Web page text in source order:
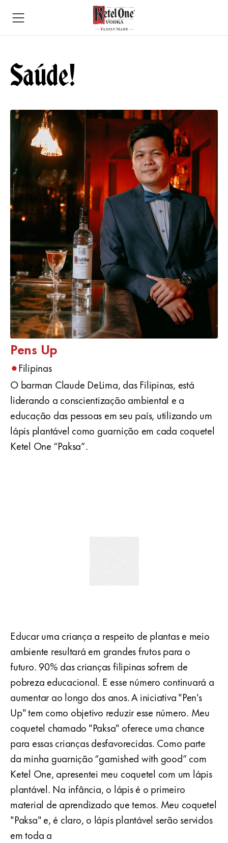
Saúde!
Pens Up
•Filipinas
O barman Claude DeLima, das Filipinas, está
liderando a conscientização ambiental e a
educação das pessoas em seu país, utilizando um
lápis plantável como guarnição em cada coquetel
Ketel One “Paksa”.
Educar uma criança a respeito de plantas e meio
ambiente resultará em grandes frutos para o
futuro. 90% das crianças filipinas sofrem de
pobreza educacional. E esse número continuará a
aumentar ao longo dos anos. A iniciativa "Pen's
Up" tem como objetivo reduzir esse número. Meu
coquetel chamado "Paksa" oferece uma chance
para essas crianças desfavorecidas. Como parte
da minha guarnição “garnished with good” com
Ketel One, apresentei meu coquetel com um lápis
plantável. Na infância, o lápis é o primeiro
material de aprendizado que temos. Meu coquetel
"Paksa" e, é claro, o lápis plantável serão servidos
em toda a